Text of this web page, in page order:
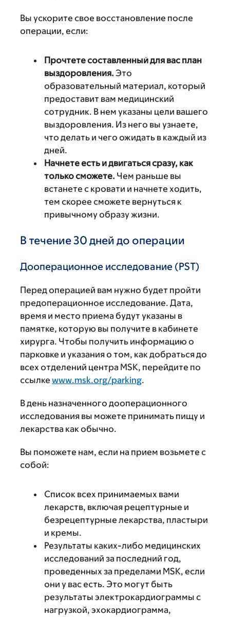
Вы ускорите свое восстановление после
операции, если:
Прочтете составленный для вас план
выздоровления. Это
образовательный материал, который
предоставит вам медицинский
сотрудник. В нем указаны цели вашего
выздоровления. Из него вы узнаете,
что делать и чего ожидать в каждый из
дней.
Начнете есть и двигаться сразу, как
только сможете. Чем раньше вы
встанете с кровати и начнете ходить,
тем скорее сможете вернуться к
привычному образу жизни.
В течение 30 дней до операции
Дооперационное исследование (PST)
Перед операцией вам нужно будет пройти
предоперационное исследование. Дата,
время и место приема будут указаны в
памятке, которую вы получите в кабинете
хирурга. Чтобы получить информацию о
парковке и указания о том, как добраться до
всех отделений центра MSK, перейдите по
ссылке www.msk.org/parking.
В день назначенного дооперационного
исследования вы можете принимать пищу и
лекарства как обычно.
Вы поможете нам, если на прием возьмете с
собой:
Список всех принимаемых вами
лекарств, включая рецептурные и
безрецептурные лекарства, пластыри
и кремы.
Результаты каких-либо медицинских
исследований за последний год,
проведенных за пределами MSK, если
они у вас есть. Это могут быть
результаты электрокардиограммы с
нагрузкой, эхокардиограмма,